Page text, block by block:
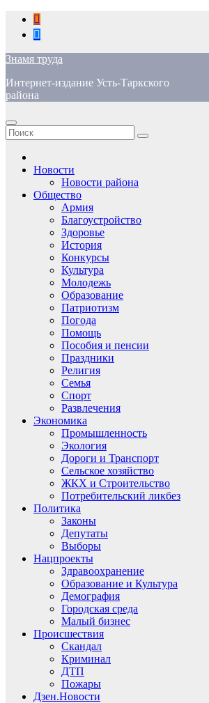
Перейти
содержимому
Знамя труда
Интернет-издание Усть-Таркского
района
Новости
Новости района
Общество
Армия
Благоустройство
Здоровье
История
Конкурсы
Культура
Молодежь
Образование
Патриотизм
Погода
Помощь
Пособия и пенсии
Праздники
Религия
Семья
Спорт
Развлечения
Экономика
Промышленность
Экология
Дороги и Транспорт
Сельское хозяйство
ЖКХ и Строительство
Потребительский ликбез
Политика
Законы
Депутаты
Выборы
Нацпроекты
Здравоохранение
Образование и Культура
Демография
Городская среда
Малый бизнес
Происшествия
Скандал
Криминал
ДТП
Пожары
Дзен.Новости